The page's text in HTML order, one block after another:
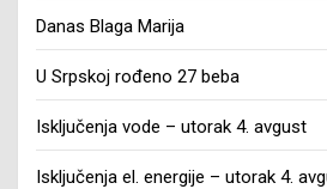
Danas Blaga Marija
U Srpskoj rođeno 27 beba
Isključenja vode – utorak 4. avgust
Isključenja el. energije – utorak 4.